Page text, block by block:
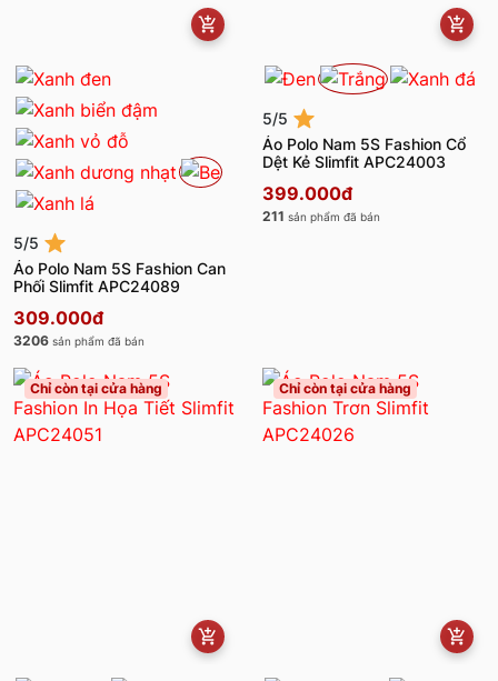
5/5
Áo Polo Nam 5S Fashion Can
Phối Slimfit APC24089
309.000đ
3206 sản phẩm đã bán
5/5
Áo Polo Nam 5S Fashion Cổ
Dệt Kẻ Slimfit APC24003
399.000đ
211 sản phẩm đã bán
Chỉ còn tại cửa hàng Chỉ còn tại cửa hàng